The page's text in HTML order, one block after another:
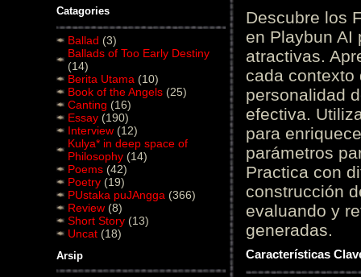
Catagories
Ballad (3)
Ballads of Too Early Destiny
(14)
Berita Utama (10)
Book of the Angels (25)
Canting (16)
Essay (190)
Interview (12)
Kulya* in deep space of
Philosophy (14)
Poems (42)
Poetry (19)
PUstaka puJAngga (366)
Review (8)
Short Story (13)
Uncat (18)
Arsip
Descubre los
en Playbun AI
atractivas.
cada contexto
personalidad
efectiva.
para
parámetros
Practica con
construcción
evaluando y
generadas.
Características